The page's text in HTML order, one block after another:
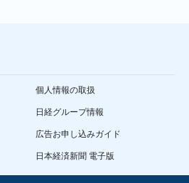
個人情報の取扱
日経グループ情報
広告お申し込みガイド
日本経済新聞 電子版